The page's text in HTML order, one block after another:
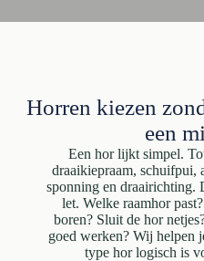
Horren kiezen
een
Een hor lijkt simpel.
draaikiepraam, schuifpui,
sponning en draairichting.
let. Welke raamhor
boren? Sluit de hor
goed werken? Wij helpen
type hor logisch is